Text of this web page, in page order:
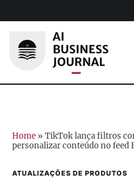
Home » TikTok lança filtros
personalizar conteúdo no feed
ATUALIZAÇÕES DE PRODUTOS